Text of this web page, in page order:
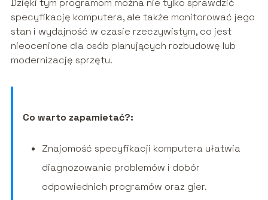
specyfikację komputera, ale także monitorować jego
stan i wydajność w czasie rzeczywistym, co jest
nieocenione dla osób planujących rozbudowę lub
modernizację sprzętu.
Co warto zapamietać?:
Znajomość specyfikacji komputera ułatwia
diagnozowanie problemów i dobór
odpowiednich programów oraz gier.